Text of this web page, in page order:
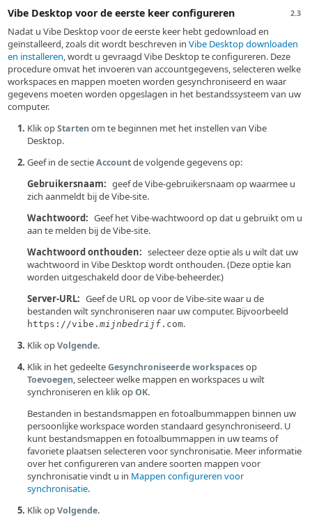
2.3
Vibe Desktop voor de eerste keer configureren
Nadat u Vibe Desktop voor de eerste keer hebt gedownload en
geïnstalleerd, zoals dit wordt beschreven inVibe Desktop downloaden
en installeren, wordt u gevraagd Vibe Desktop te configureren. Deze
procedure omvat het invoeren van accountgegevens, selecteren welke
workspaces en mappen moeten worden gesynchroniseerd en waar
gegevens moeten worden opgeslagen in het bestandssysteem van uw
computer.
Klik opStartenom te beginnen met het instellen van Vibe
Desktop.
Geef in de sectieAccountde volgende gegevens op:
Gebruikersnaam: geef de Vibe-gebruikersnaam op waarmee u
zich aanmeldt bij de Vibe-site.
Wachtwoord: Geef het Vibe-wachtwoord op dat u gebruikt om u
aan te melden bij de Vibe-site.
Wachtwoord onthouden: selecteer deze optie als u wilt dat uw
wachtwoord in Vibe Desktop wordt onthouden. (Deze optie kan
worden uitgeschakeld door de Vibe-beheerder.)
Server-URL: Geef de URL op voor de Vibe-site waar u de
bestanden wilt synchroniseren naar uw computer. Bijvoorbeeld
https://vibe.mijnbedrijf .com.
Klik opVolgende.
Klik in het gedeelteGesynchroniseerde workspacesop
Toevoegen, selecteer welke mappen en workspaces u wilt
synchroniseren en klik opOK.
Bestanden in bestandsmappen en fotoalbummappen binnen uw
persoonlijke workspace worden standaard gesynchroniseerd. U
kunt bestandsmappen en fotoalbummappen in uw teams of
favoriete plaatsen selecteren voor synchronisatie. Meer informatie
over het configureren van andere soorten mappen voor
synchronisatie vindt u in Mappen configureren voor
synchronisatie.
Klik opVolgende.